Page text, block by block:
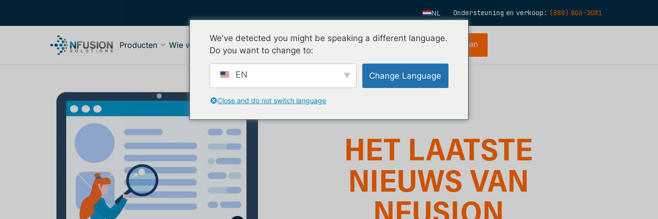
NL
ES
IT
KO
PT
Ondersteuning en verkoop: (888) 806-3081
Producten Wie we dienen Waarom nFusion Contact Vraag mijn gratis proefperiode aan
HET LAATSTE
NIEUWS VAN
NFUSION
We've detected you might be speaking a different language.
Do you want to change to:
EN Change Language
Close and do not switch language